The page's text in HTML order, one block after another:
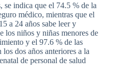
se indica que el 74.5 % de la
médico, mientras que el
a 24 años sabe leer y
los niños y niñas menores de
y el 97.6 % de las
dos años anteriores a la
de personal de salud